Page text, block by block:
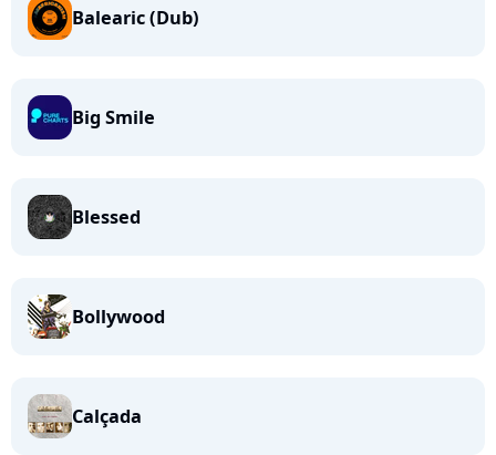
Balearic (Dub)
Big Smile
Blessed
Bollywood
Calçada